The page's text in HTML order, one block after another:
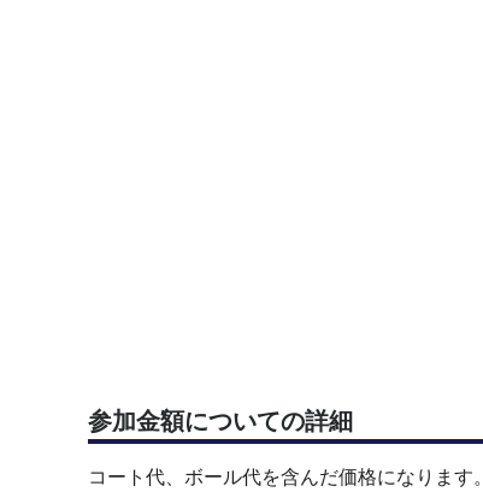
参加金額についての詳細
コート代、ボール代を含んだ価格になります。